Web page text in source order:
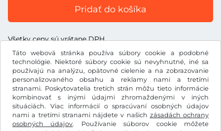
Táto webová stránka používa súbory cookie a podobné
technológie. Niektoré súbory cookie sú nevyhnutné, iné sa
používajú na analýzu, opätovné cielenie a na zobrazovanie
personalizovaného obsahu a reklamy nami a tretími
stranami. Poskytovatelia tretích strán môžu tieto informácie
kombinovať s inými údajmi zhromaždenými v iných
situáciách. Viac informácií o spracúvaní osobných údajov
nami a tretími stranami nájdete v našich zásadách ochrany
osobných údajov. Používanie súborov cookie môžete
Pridať do košíka
Všetky ceny sú vrátane DPH.
US$USD
Facebook Instagram